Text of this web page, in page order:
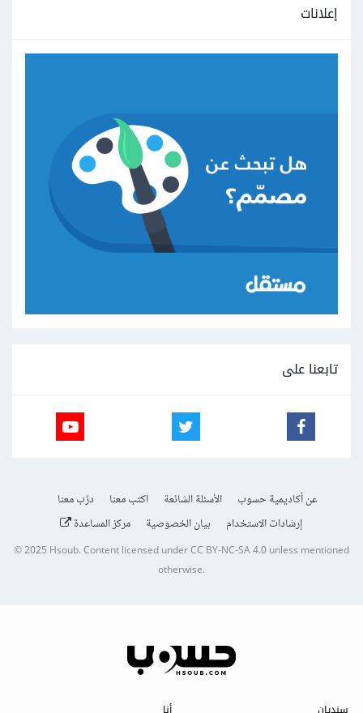
إعلانات
تابعنا على
عن أكاديمية حسوب الأسئلة الشائعة اكتب معنا
درّب معنا
إرشادات الاستخدام
بيان الخصوصية مركز المساعدة
© 2025Hsoub.Content licensed underCC BY-NC-SA 4.0unless mentioned
otherwise.